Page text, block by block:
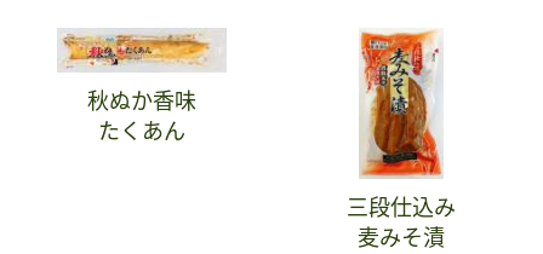
秋ぬか香味
たくあん
三段仕込み
麦みそ漬